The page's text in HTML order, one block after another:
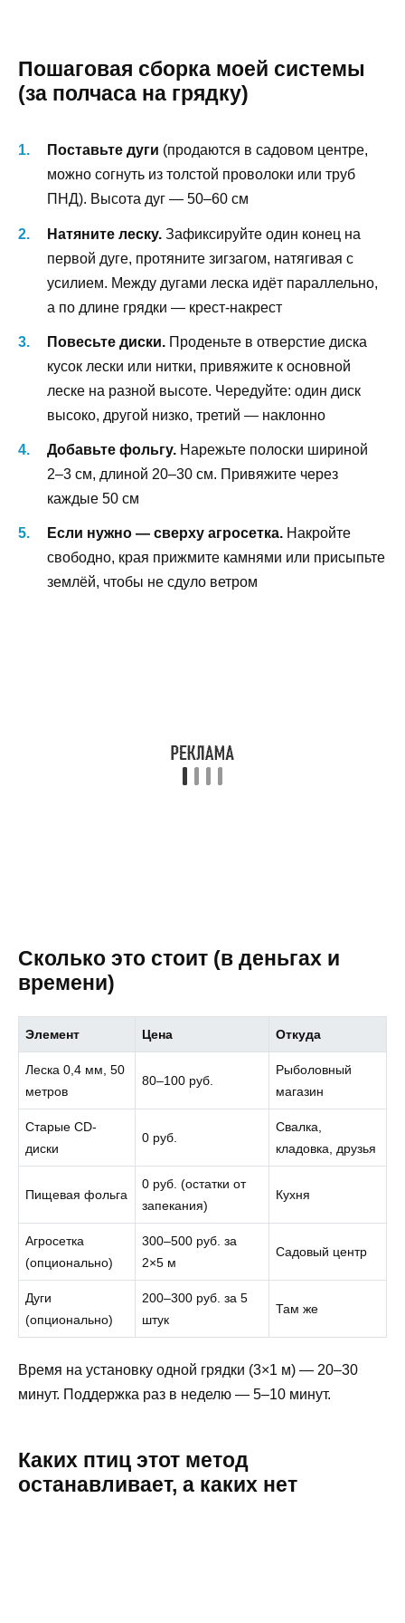
Пошаговая сборка моей системы
(за полчаса на грядку)
Поставьте дуги (продаются в садовом центре,
можно согнуть из толстой проволоки или труб
ПНД). Высота дуг — 50–60 см
Натяните леску. Зафиксируйте один конец на
первой дуге, протяните зигзагом, натягивая с
усилием. Между дугами леска идёт параллельно,
а по длине грядки — крест-накрест
Повесьте диски. Проденьте в отверстие диска
кусок лески или нитки, привяжите к основной
леске на разной высоте. Чередуйте: один диск
высоко, другой низко, третий — наклонно
Добавьте фольгу. Нарежьте полоски шириной
2–3 см, длиной 20–30 см. Привяжите через
каждые 50 см
Если нужно — сверху агросетка. Накройте
свободно, края прижмите камнями или присыпьте
землёй, чтобы не сдуло ветром
Сколько это стоит (в деньгах и
времени)
Элемент Цена Откуда
Леска 0,4 мм, 50
метров
80–100 руб.
Рыболовный
магазин
Старые CD-
диски
0 руб.
Свалка,
кладовка, друзья
Пищевая фольга
0 руб. (остатки от
запекания)
Кухня
Агросетка
(опционально)
300–500 руб. за
2×5 м
Садовый центр
Дуги
(опционально)
200–300 руб. за 5
штук
Там же
Время на установку одной грядки (3×1 м) — 20–30
минут. Поддержка раз в неделю — 5–10 минут.
Каких птиц этот метод
останавливает, а каких нет